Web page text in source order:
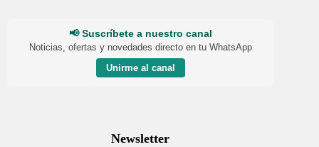
📢 Suscríbete a nuestro canal
Noticias, ofertas y novedades directo en tu WhatsApp
Unirme al canal
Newsletter